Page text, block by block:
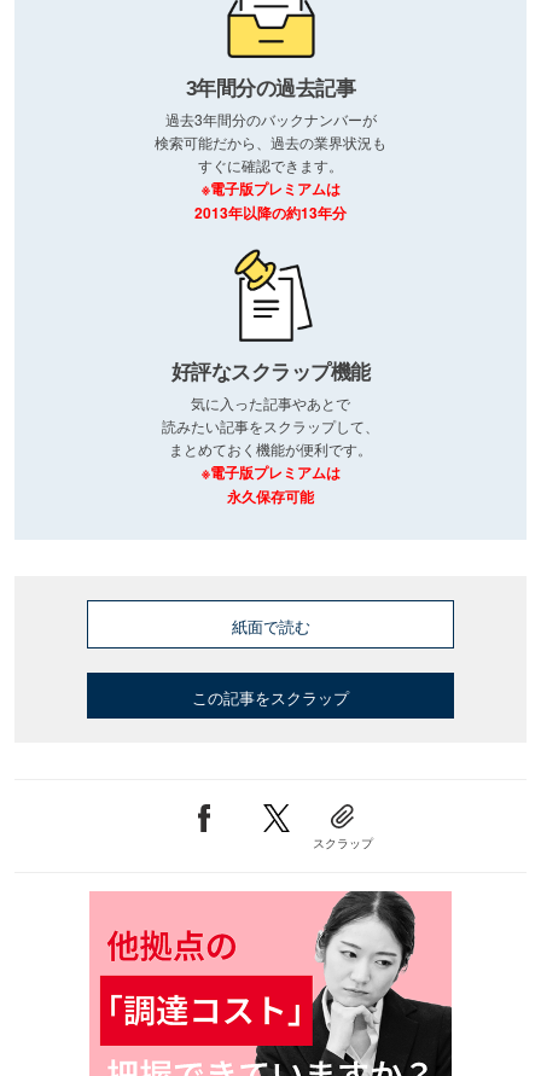
3年間分の過去記事
過去3年間分のバックナンバーが
検索可能だから、過去の業界状況も
すぐに確認できます。
※電子版プレミアムは
2013年以降の約13年分
好評なスクラップ機能
気に入った記事やあとで
読みたい記事をスクラップして、
まとめておく機能が便利です。
※電子版プレミアムは
永久保存可能
紙面で読む
この記事をスクラップ
スクラップ